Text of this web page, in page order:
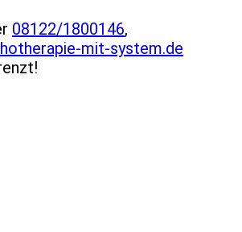
08122/1800146,
mit-system.de